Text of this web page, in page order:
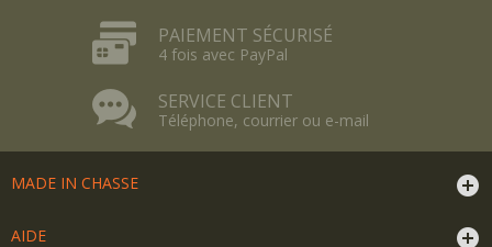
PAIEMENT SÉCURISÉ
4 fois avec PayPal
SERVICE CLIENT
Téléphone, courrier ou e-mail
MADE IN CHASSE
AIDE